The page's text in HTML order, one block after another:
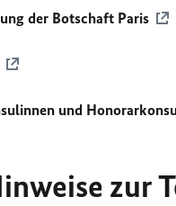
der Botschaft Paris
und
zur